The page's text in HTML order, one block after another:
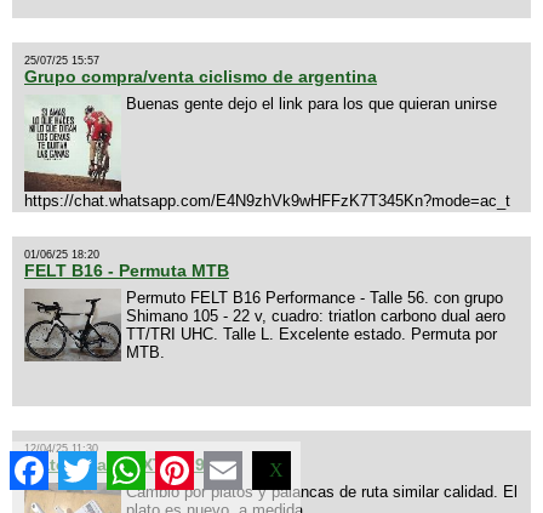
25/07/25 15:57
Grupo compra/venta ciclismo de argentina
Buenas gente dejo el link para los que quieran unirse
https://chat.whatsapp.com/E4N9zhVk9wHFFzK7T345Kn?mode=ac_t
01/06/25 18:20
FELT B16 - Permuta MTB
Permuto FELT B16 Performance - Talle 56. con grupo
Shimano 105 - 22 v, cuadro: triatlon carbono dual aero
TT/TRI UHC. Talle L. Excelente estado. Permuta por
MTB.
12/04/25 11:30
Plato palanca XTR M960
Cambio por platos y palancas de ruta similar calidad. El
Facebook
TwitterWhatsApp
PinterestEmail
X